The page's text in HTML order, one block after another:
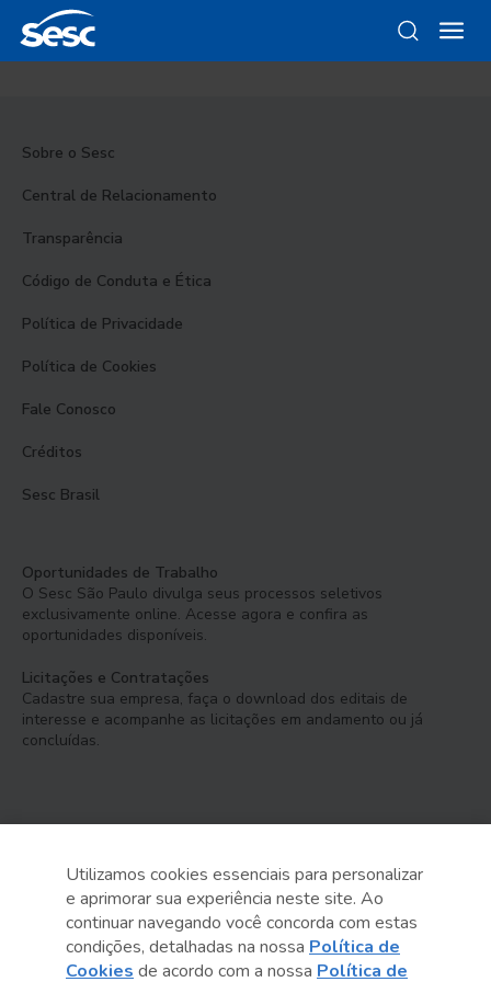
Sobre o Sesc
Central de Relacionamento
Transparência
Código de Conduta e Ética
Política de Privacidade
Política de Cookies
Fale Conosco
Créditos
Sesc Brasil
Oportunidades de Trabalho
O Sesc São Paulo divulga seus processos seletivos
exclusivamente online. Acesse agora e confira as
oportunidades disponíveis.
Licitações e Contratações
Cadastre sua empresa, faça o download dos editais de
interesse e acompanhe as licitações em andamento ou já
concluídas.
Serviço Social do Comércio
Administração Regional no Estado de São Paulo
Utilizamos cookies essenciais para personalizar
e aprimorar sua experiência neste site. Ao
continuar navegando você concorda com estas
condições, detalhadas na nossa Política de
Cookies de acordo com a nossa Política de